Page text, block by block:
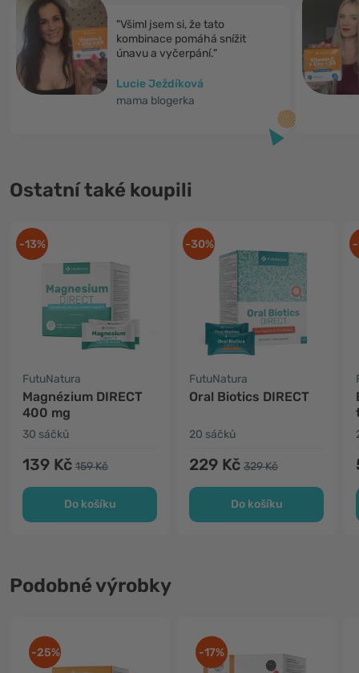
"Všiml jsem si, že tato
kombinace pomáhá snížit
únavu a vyčerpání."
Lucie Ježdíková
mama blogerka
Ostatní také koupili
-13%
FutuNatura
Magnézium DIRECT
400 mg
30 sáčků
139 Kč 159 Kč
Do košíku
-30%
FutuNatura
Oral Biotics DIRECT
20 sáčků
229 Kč 329 Kč
Do košíku
Podobné výrobky
-25% -17%